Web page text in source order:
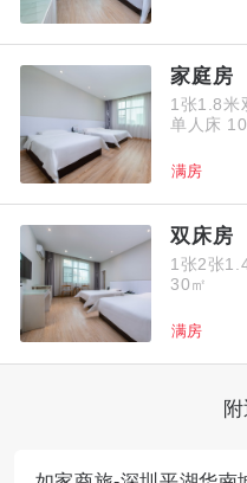
家庭房
1张1.8米
单人床
满房
双床房
1张2张
30㎡
满房